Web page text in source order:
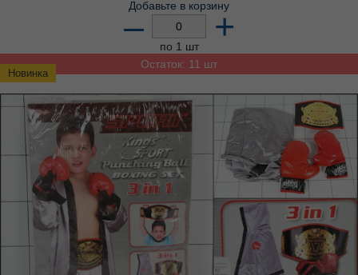
Новинка
Добавьте в корзину
– +
по 1 шт
Остаток: 11 шт